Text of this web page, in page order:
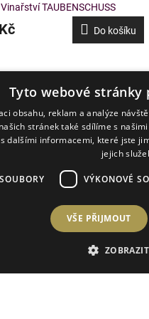
Vinařství TAUBENSCHUSS
Do košíku
Klub
Soutěže
Tyto webové stránky
obsahu, reklam a analýze
stránek také sdílíme s
dalšími informacemi, které jste
jejich
VÝKONOVÉ
VŠE PŘIJMOUT